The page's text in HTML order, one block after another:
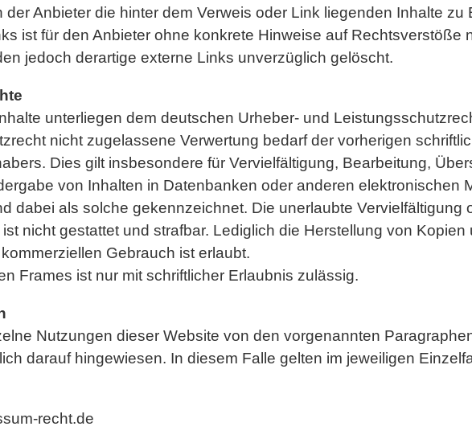
Anbieter die hinter dem Verweis oder Link liegenden Inhalte zu
ist für den Anbieter ohne konkrete Hinweise auf Rechtsverstöße
jedoch derartige externe Links unverzüglich gelöscht.
unterliegen dem deutschen Urheber- und
nicht zugelassene Verwertung bedarf der vorherigen
Dies gilt insbesondere für Vervielfältigung, Bearbeitung,
von Inhalten in Datenbanken oder anderen elektronischen
dabei als solche gekennzeichnet. Die unerlaubte Vervielfältigung
nicht gestattet und strafbar. Lediglich die Herstellung von Kopien
Gebrauch ist erlaubt.
Frames ist nur mit schriftlicher Erlaubnis zulässig.
Nutzungen dieser Website von den vorgenannten
darauf hingewiesen. In diesem Falle gelten im jeweiligen
recht.de